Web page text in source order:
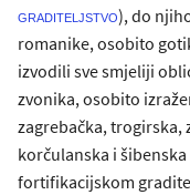
graditeljstvo), do
romanike, osobito
izvodili sve smjeliji
zvonika, osobito
zagrebačka, trogirska,
korčulanska i šibenska
fortifikacijskom